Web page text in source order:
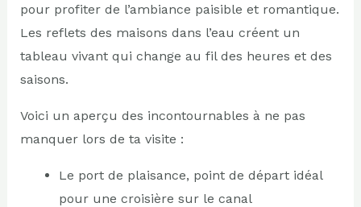
pour profiter de l’ambiance paisible et romantique.
Les reflets des maisons dans l’eau créent un
tableau vivant qui change au fil des heures et des
saisons.
Voici un aperçu des incontournables à ne pas
manquer lors de ta visite :
Le port de plaisance, point de départ idéal
pour une croisière sur le canal